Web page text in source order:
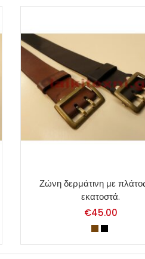
Ζώνη δερμάτινη με
εκατοστά.
€45.00